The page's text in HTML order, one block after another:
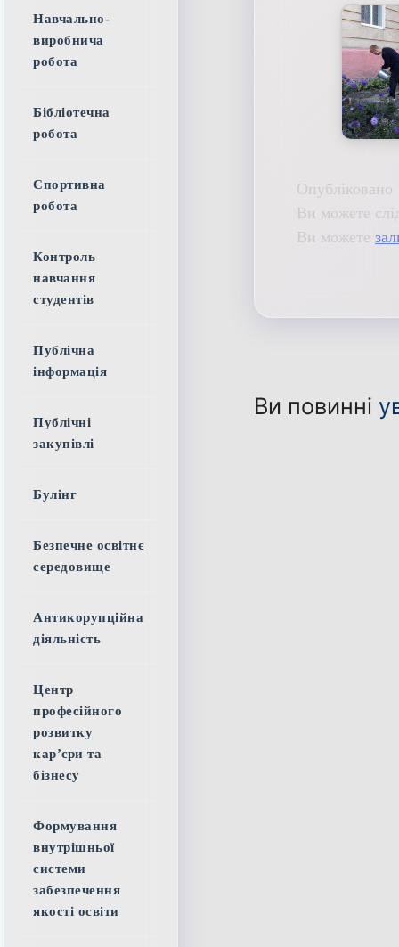
Ви можете
Ви можете
Ви повинні
Навчально-
виробнича
робота
Бібліотечна
робота
Спортивна
робота
Контроль
навчання
студентів
Публічна
інформація
Публічні
закупівлі
Булінг
Безпечне освітнє
середовище
Антикорупційна
діяльність
Центр
професійного
розвитку
кар’єри та
бізнесу
Формування
внутрішньої
системи
забезпечення
якості освіти